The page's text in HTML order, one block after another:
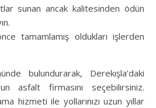
sunan ancak kalitesinden ödün
tamamlamış oldukları işlerden
bulundurarak, Derekışla’daki
asfalt firmasını seçebilirsiniz.
hizmeti ile yollarınızı uzun yıllar